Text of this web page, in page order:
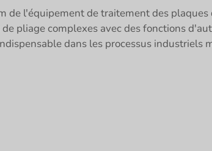
de l'équipement de traitement des
pliage complexes avec des fonctions
dans les processus industriels